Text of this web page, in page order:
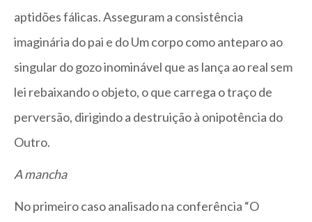
aptidões fálicas. Asseguram a consistência
imaginária do pai e do Um corpo como anteparo ao
singular do gozo inominável que as lança ao real sem
lei rebaixando o objeto, o que carrega o traço de
perversão, dirigindo a destruição à onipotência do
Outro.
A mancha
No primeiro caso analisado na conferência “O